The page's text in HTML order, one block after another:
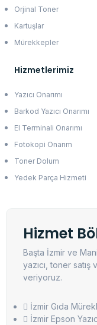
Orjinal Toner
Kartuşlar
Mürekkepler
Hizmetlerimiz
Yazıcı Onarımı
Barkod Yazıcı Onarımı
El Terminali Onarımı
Fotokopi Onarım
Toner Dolum
Yedek Parça Hizmeti
Hizmet
Başta İzmir ve
yazıcı, toner satış
veriyoruz.
İzmir Gıda
İzmir Epson